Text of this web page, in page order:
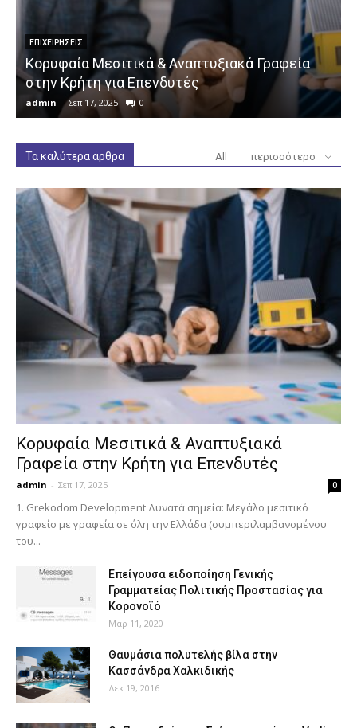
ΕΠΙΧΕΙΡΉΣΕΙΣ
Κορυφαία Μεσιτικά & Αναπτυξιακά Γραφεία
στην Κρήτη για Επενδυτές
admin - Σεπ 17, 2025 0
Τα καλύτερα άρθρα All περισσότερο
Κορυφαία Μεσιτικά & Αναπτυξιακά
Γραφεία στην Κρήτη για Επενδυτές
admin - Σεπ 17, 2025 0
1. Grekodom Development Δυνατά σημεία: Μεγάλο μεσιτικό
γραφείο με γραφεία σε όλη την Ελλάδα (συμπεριλαμβανομένου
του...
Επείγουσα ειδοποίηση Γενικής
Γραμματείας Πολιτικής Προστασίας για
Κορονοϊό
Μαρ 11, 2020
Θαυμάσια πολυτελής βίλα στην
Κασσάνδρα Χαλκιδικής
Δεκ 19, 2016